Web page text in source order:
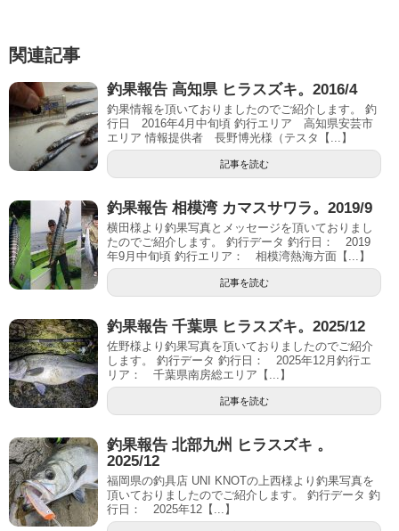
関連記事
釣果報告 高知県 ヒラスズキ。2016/4
釣果情報を頂いておりましたのでご紹介します。 釣
行日 2016年4月中旬頃 釣行エリア 高知県安芸市
エリア 情報提供者 長野博光様（テスタ【...】
記事を読む
釣果報告 相模湾 カマスサワラ。2019/9
横田様より釣果写真とメッセージを頂いておりまし
たのでご紹介します。 釣行データ 釣行日： 2019
年9月中旬頃 釣行エリア： 相模湾熱海方面【...】
記事を読む
釣果報告 千葉県 ヒラスズキ。2025/12
佐野様より釣果写真を頂いておりましたのでご紹介
します。 釣行データ 釣行日： 2025年12月釣行エ
リア： 千葉県南房総エリア【...】
記事を読む
釣果報告 北部九州 ヒラスズキ 。
2025/12
福岡県の釣具店 UNI KNOTの上西様より釣果写真を
頂いておりましたのでご紹介します。 釣行データ 釣
行日： 2025年12【...】